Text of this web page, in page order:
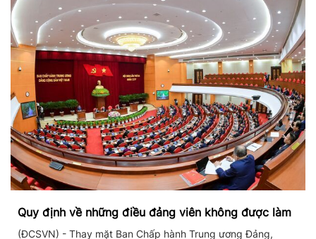
Quy định về những điều đảng viên không được làm
(ĐCSVN) - Thay mặt Ban Chấp hành Trung ương Đảng,